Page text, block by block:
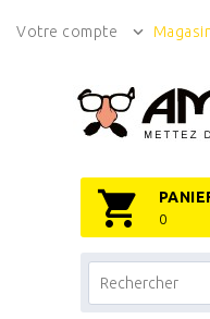
Votre compte
0